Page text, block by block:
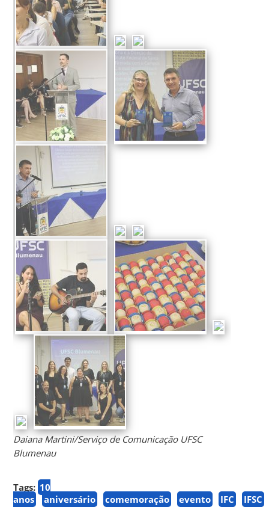
Daiana Martini/Serviço de Comunicação UFSC
Blumenau
Tags: 10
anos
aniversário comemoração evento IFC IFSC